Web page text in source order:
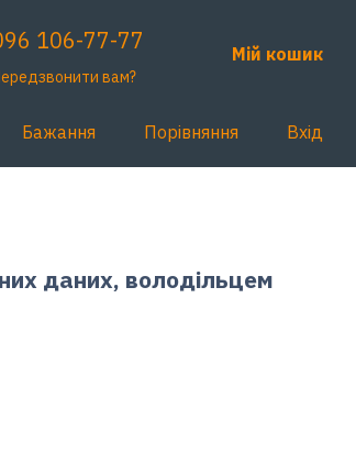
106-77-77
вам?
Мій кошик
Бажання Порівняння Вхід
даних, володільцем